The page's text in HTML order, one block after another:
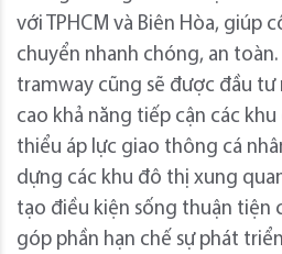
với TPHCM và Biên Hòa, giúp
chuyển nhanh chóng, an toàn.
tramway cũng sẽ được đầu tư
cao khả năng tiếp cận các
thiểu áp lực giao thông cá
dựng các khu đô thị xung
tạo điều kiện sống thuận tiện
góp phần hạn chế sự phát